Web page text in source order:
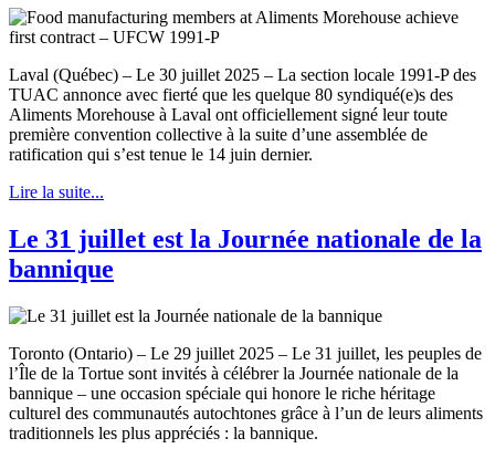
Laval (Québec) – Le 30 juillet 2025 – La section locale 1991-P des
TUAC annonce avec fierté que les quelque 80 syndiqué(e)s des
Aliments Morehouse à Laval ont officiellement signé leur toute
première convention collective à la suite d’une assemblée de
ratification qui s’est tenue le 14 juin dernier.
Lire la suite...
Le 31 juillet est la Journée nationale de la
bannique
Toronto (Ontario) – Le 29 juillet 2025 – Le 31 juillet, les peuples de
l’Île de la Tortue sont invités à célébrer la Journée nationale de la
bannique – une occasion spéciale qui honore le riche héritage
culturel des communautés autochtones grâce à l’un de leurs aliments
traditionnels les plus appréciés : la bannique.